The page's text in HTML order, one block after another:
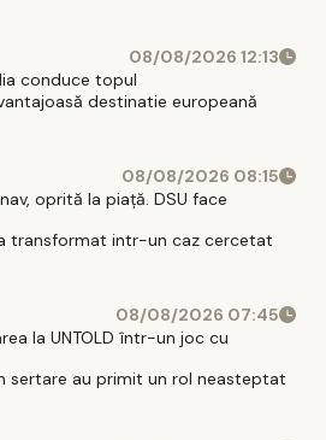
08/08/2026 12:13
conduce topul
destinatie europeană
08/08/2026 08:15
oprită la piață. DSU face
transformat intr-un caz cercetat
08/08/2026 07:45
la UNTOLD într-un joc cu
sertare au primit un rol neasteptat